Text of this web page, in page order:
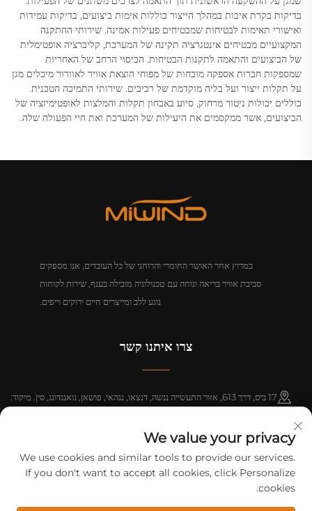
בדיקות בקרת איכות במהלך הייצור כוללות אימות ביצועים, בדיקות עמידות
ואישורי תאימות לבטיחות שמבטיחים פעילות אמינה. שירותי ההתקנה
המקצועיים מבטיחים אינטגרציה תקינה של המערכת, קליברציה אופטימלית
של הביצועים והתאמה לתקנות הבטיחות. הכיסוי הרחב של האחריות
שמספקות חברות אספקה מוכחות של מפוחי הוצאת אוויר לאוורור מיכלים מגן
על תקלות ייצור ועל בליה מוקדמת של רכיבים. שירותי התמיכה הטכנית
כוללים יכולות ניטור מרחוק, סיוע באבחון תקלות והמלצות לאופטימיזציה של
הביצועים, אשר ממקסמים את היעילות של המערכת ואת חיי הפעולה שלה.
במרוץ אחר האושר החומרי והרוחני של כל העובדים, אנו מספקים
סביבת אוויר בריאה ונוחה עם טכנולוגיה מובילה בענף, שירות לקוחות
נוגע ללב ומייצרים חיים ירוקים וייפים.
צרו איתנו קשר
17 ביס, דרך 613, אזור התעשייה ננשה, דנצאו, ננהאי, פושאן, גואנגדונג, סין. מיקוד:
+86-18312070412
[email protected]
We value your privacy
We use cookies and similar tools to provide our services.
If you don't want to accept all cookies, click Personalize
cookies.